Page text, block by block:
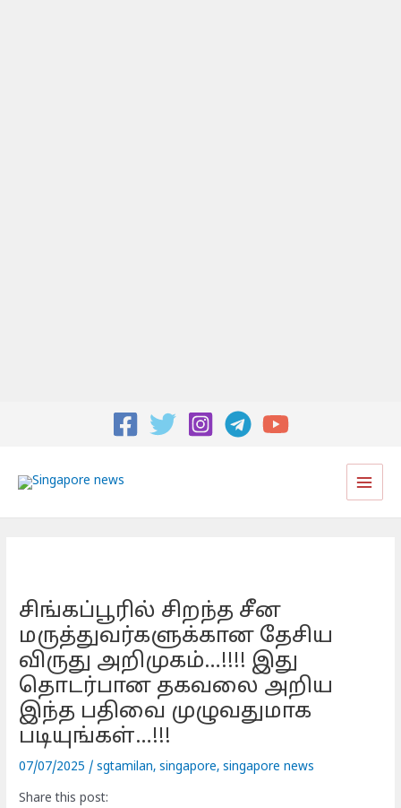
Main
சிங்கப்பூரில் சிறந்த சீன
மருத்துவர்களுக்கான தேசிய
விருது அறிமுகம்…!!!! இது
தொடர்பான தகவலை அறிய
இந்த பதிவை முழுவதுமாக
படியுங்கள்…!!!
07/07/2025 /sgtamilan,singapore,singapore news
Share this post: